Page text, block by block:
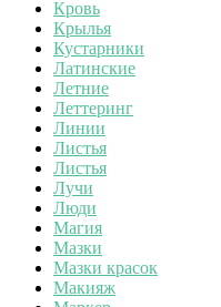
Кровь
Крылья
Кустарники
Латинские
Летние
Леттеринг
Линии
Листья
Листья
Лучи
Люди
Магия
Мазки
Мазки красок
Макияж